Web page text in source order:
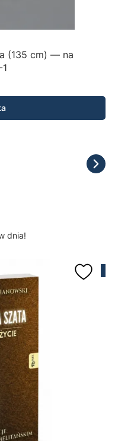
(135 cm) — na
dnia!